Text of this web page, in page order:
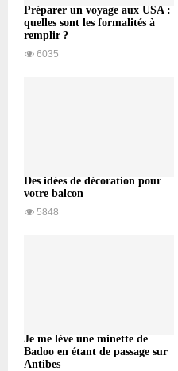
Préparer un voyage aux USA :
quelles sont les formalités à
remplir ?
6035
Des idées de décoration pour
votre balcon
5848
Je me lève une minette de
Badoo en étant de passage sur
Antibes